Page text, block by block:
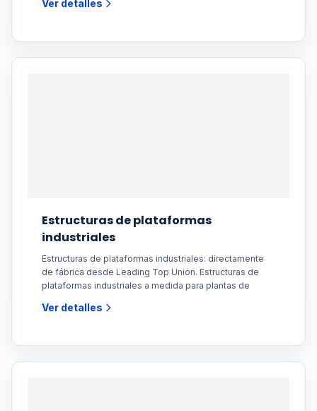
Ver detalles
Estructuras de plataformas
industriales
Estructuras de plataformas industriales: directamente
de fábrica desde Leading Top Union. Estructuras de
plataformas industriales a medida para plantas de
Ver detalles